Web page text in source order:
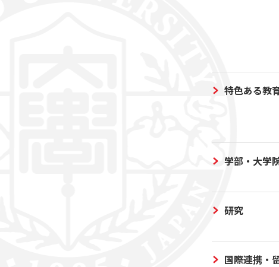
特色ある教
学部・大学
研究
国際連携・